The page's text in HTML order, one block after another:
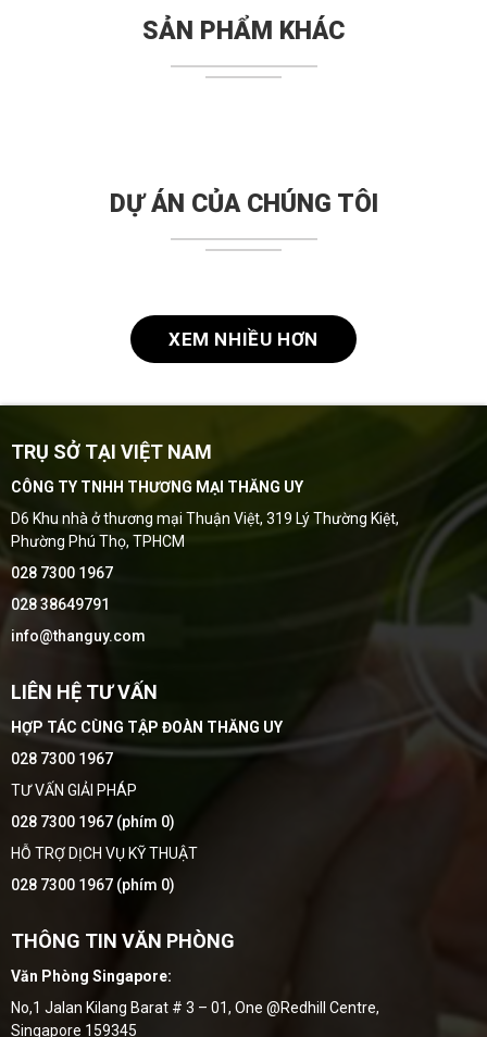
SẢN PHẨM KHÁC
DỰ ÁN CỦA CHÚNG TÔI
XEM NHIỀU HƠN
TRỤ SỞ TẠI VIỆT NAM
CÔNG TY TNHH THƯƠNG MẠI THĂNG UY
D6 Khu nhà ở thương mại Thuận Việt, 319 Lý Thường Kiệt,
Phường Phú Thọ, TPHCM
028 7300 1967
028 38649791
info@thanguy.com
LIÊN HỆ TƯ VẤN
HỢP TÁC CÙNG TẬP ĐOÀN THĂNG UY
028 7300 1967
TƯ VẤN GIẢI PHÁP
028 7300 1967 (phím 0)
HỖ TRỢ DỊCH VỤ KỸ THUẬT
028 7300 1967 (phím 0)
THÔNG TIN VĂN PHÒNG
Văn Phòng Singapore:
No,1 Jalan Kilang Barat # 3 – 01, One @Redhill Centre,
Singapore 159345